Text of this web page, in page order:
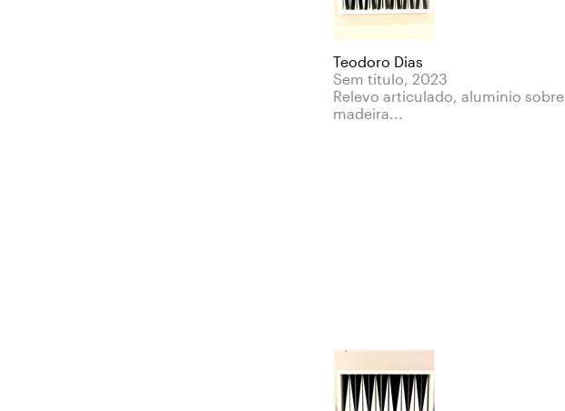
Teodoro Dias
Sem título, 2023
Relevo articulado, aluminio sobre
madeira...